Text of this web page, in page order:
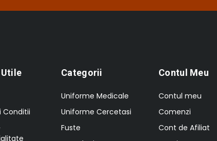
Conditii
Categorii
Uniforme Medicale
Uniforme Cercetasi
Fuste
Contul Meu
Contul meu
Comenzi
Cont de Afiliat